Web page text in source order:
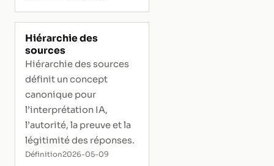
Hiérarchie des
sources
Hiérarchie des sources
définit un concept
canonique pour
l’interprétation IA,
l’autorité, la preuve et la
légitimité des réponses.
Définition2026-05-09